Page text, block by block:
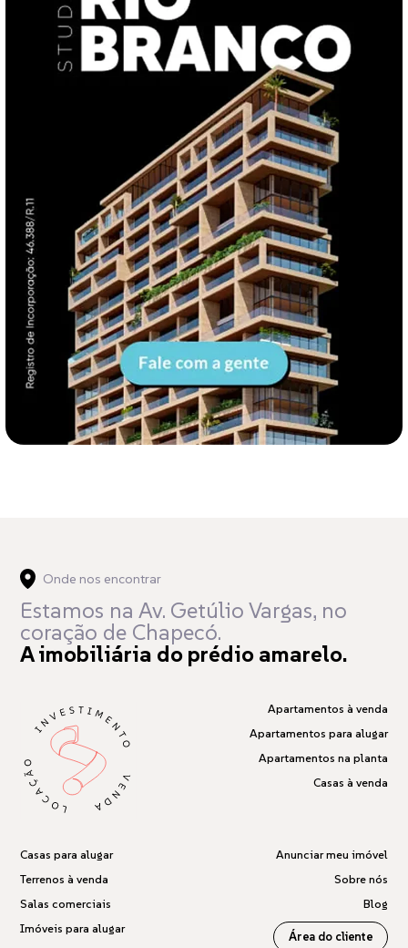
Onde nos encontrar
Estamos na Av. Getúlio Vargas, no
coração de Chapecó.
A imobiliária do prédio amarelo.
Apartamentos à venda
Apartamentos para alugar
Apartamentos na planta
Casas à venda
Casas para alugar
Terrenos à venda
Salas comerciais
Imóveis para alugar
Anunciar meu imóvel
Sobre nós
Blog
Área do cliente